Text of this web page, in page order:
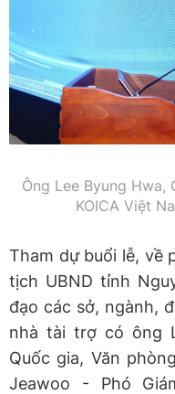
Ông Lee Byung Hwa,
KOICA Việt
Tham dự buổi lễ, về
tịch UBND tỉnh
đạo các sở, ngành,
nhà tài trợ có ông
Quốc gia, Văn
Jeawoo - Phó